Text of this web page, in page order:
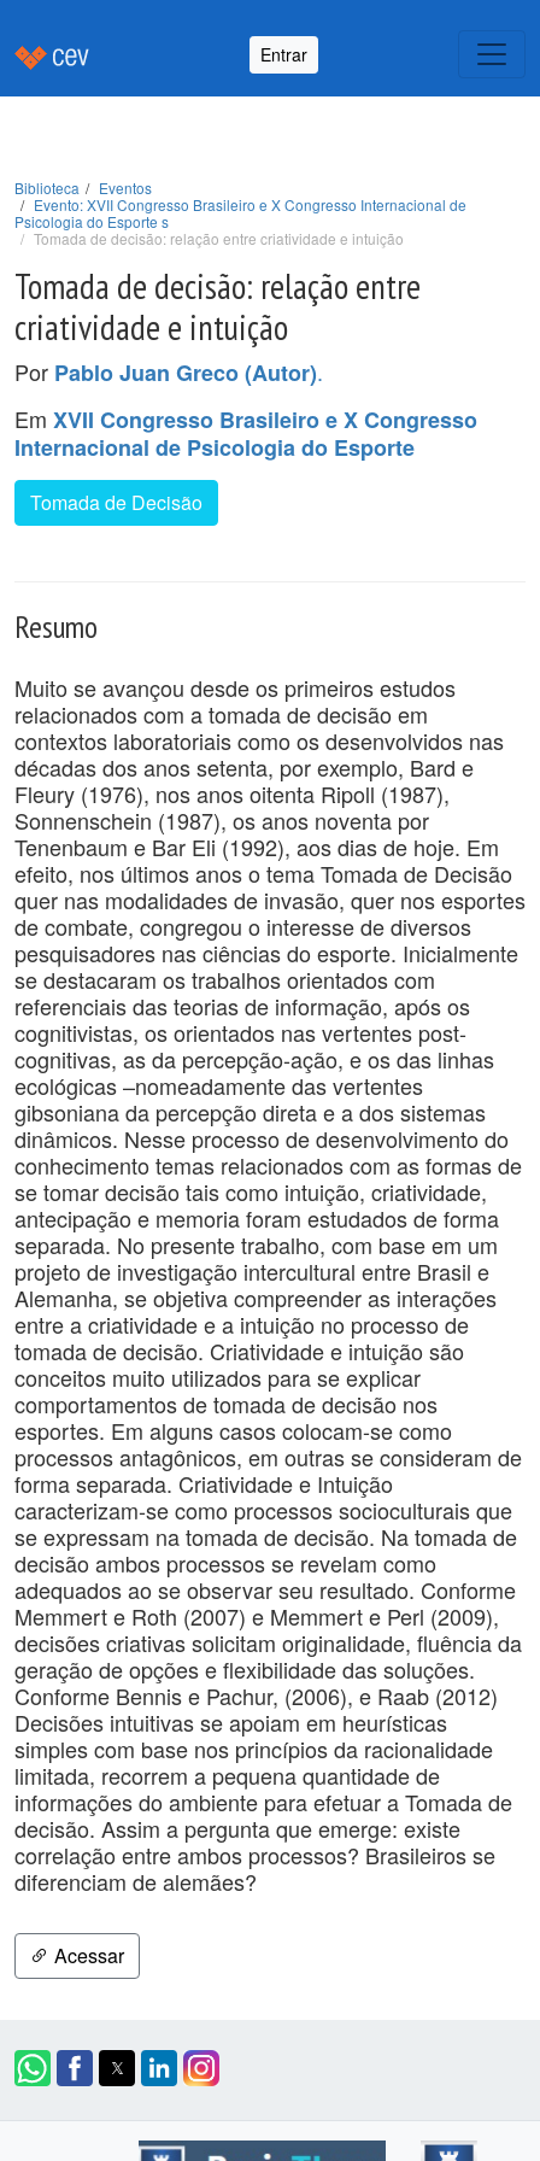
Entrar
Biblioteca
Eventos
Evento: XVII Congresso Brasileiro e X Congresso Internacional de
Psicologia do Esporte s
Tomada de decisão: relação entre criatividade e intuição
Tomada de decisão: relação entre
criatividade e intuição
Por Pablo Juan Greco (Autor).
Em XVII Congresso Brasileiro e X Congresso
Internacional de Psicologia do Esporte
Tomada de Decisão
Resumo
Muito se avançou desde os primeiros estudos
relacionados com a tomada de decisão em
contextos laboratoriais como os desenvolvidos nas
décadas dos anos setenta, por exemplo, Bard e
Fleury (1976), nos anos oitenta Ripoll (1987),
Sonnenschein (1987), os anos noventa por
Tenenbaum e Bar Eli (1992), aos dias de hoje. Em
efeito, nos últimos anos o tema Tomada de Decisão
quer nas modalidades de invasão, quer nos esportes
de combate, congregou o interesse de diversos
pesquisadores nas ciências do esporte. Inicialmente
se destacaram os trabalhos orientados com
referenciais das teorias de informação, após os
cognitivistas, os orientados nas vertentes post-
cognitivas, as da percepção-ação, e os das linhas
ecológicas –nomeadamente das vertentes
gibsoniana da percepção direta e a dos sistemas
dinâmicos. Nesse processo de desenvolvimento do
conhecimento temas relacionados com as formas de
se tomar decisão tais como intuição, criatividade,
antecipação e memoria foram estudados de forma
separada. No presente trabalho, com base em um
projeto de investigação intercultural entre Brasil e
Alemanha, se objetiva compreender as interações
entre a criatividade e a intuição no processo de
tomada de decisão. Criatividade e intuição são
conceitos muito utilizados para se explicar
comportamentos de tomada de decisão nos
esportes. Em alguns casos colocam-se como
processos antagônicos, em outras se consideram de
forma separada. Criatividade e Intuição
caracterizam-se como processos socioculturais que
se expressam na tomada de decisão. Na tomada de
decisão ambos processos se revelam como
adequados ao se observar seu resultado. Conforme
Memmert e Roth (2007) e Memmert e Perl (2009),
decisões criativas solicitam originalidade, fluência da
geração de opções e flexibilidade das soluções.
Conforme Bennis e Pachur, (2006), e Raab (2012)
Decisões intuitivas se apoiam em heurísticas
simples com base nos princípios da racionalidade
limitada, recorrem a pequena quantidade de
informações do ambiente para efetuar a Tomada de
decisão. Assim a pergunta que emerge: existe
correlação entre ambos processos? Brasileiros se
diferenciam de alemães?
Acessar